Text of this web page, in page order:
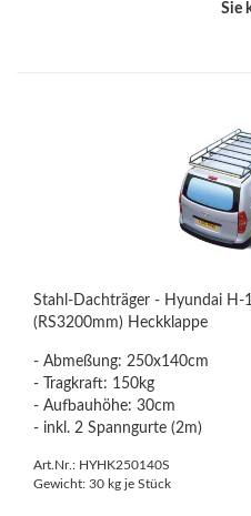
Sie
Stahl-Dachträger - Hyundai
(RS3200mm) Heckklappe
- Abmeßung: 250x140cm
- Tragkraft: 150kg
- Aufbauhöhe: 30cm
- inkl. 2 Spanngurte (2m)
Art.Nr.: HYHK250140S
Gewicht: 30 kg je Stück